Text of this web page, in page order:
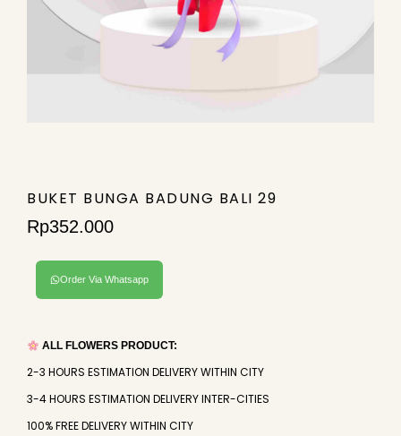
BUKET BUNGA BADUNG BALI 29
Rp352.000
Order Via Whatsapp
ALL FLOWERS PRODUCT:
2-3 HOURS ESTIMATION DELIVERY WITHIN CITY
3-4 HOURS ESTIMATION DELIVERY INTER-CITIES
100% FREE DELIVERY WITHIN CITY